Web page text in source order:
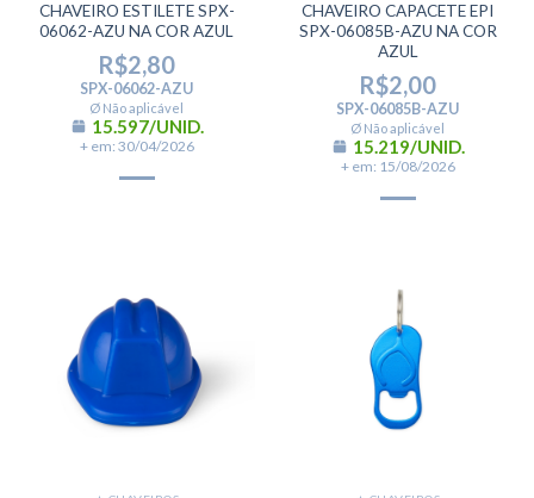
CHAVEIRO ESTILETE SPX-
06062-AZU NA COR AZUL
R$2,80
SPX-06062-AZU
Ø Não aplicável
15.597/UNID.
+ em: 30/04/2026
CHAVEIRO CAPACETE EPI
SPX-06085B-AZU NA COR
AZUL
R$2,00
SPX-06085B-AZU
Ø Não aplicável
15.219/UNID.
+ em: 15/08/2026